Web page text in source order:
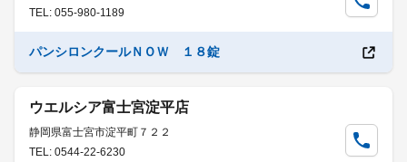
TEL: 055-980-1189
パンシロンクールＮＯＷ １８錠
ウエルシア富士宮淀平店
静岡県富士宮市淀平町７２２
TEL: 0544-22-6230